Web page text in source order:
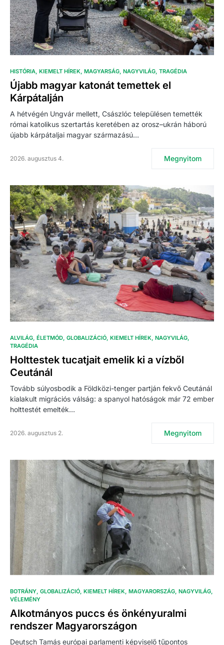
HISTÓRIA KIEMELT HÍREK MAGYARSÁG NAGYVILÁG TRAGÉDIA
Újabb magyar katonát temettek el
Kárpátalján
A hétvégén Ungvár mellett, Császlóc településen temették
római katolikus szertartás keretében az orosz–ukrán háború
újabb kárpátaljai magyar származású…
2026. augusztus 4. Megnyitom
ALVILÁG ÉLETMÓD GLOBALIZÁCIÓ KIEMELT HÍREK NAGYVILÁG
TRAGÉDIA
Holttestek tucatjait emelik ki a vízből
Ceutánál
Tovább súlyosbodik a Földközi-tenger partján fekvő Ceutánál
kialakult migrációs válság: a spanyol hatóságok már 72 ember
holttestét emelték…
2026. augusztus 2. Megnyitom
BOTRÁNY GLOBALIZÁCIÓ KIEMELT HÍREK MAGYARORSZÁG NAGYVILÁG
VÉLEMÉNY
Alkotmányos puccs és önkényuralmi
rendszer Magyarországon
Deutsch Tamás európai parlamenti képviselő tűpontos